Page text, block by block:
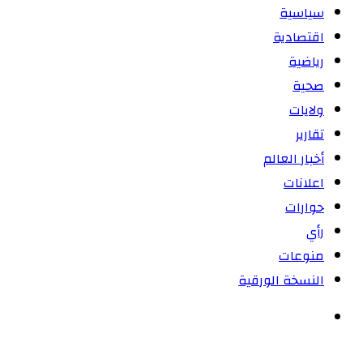
سياسية
اقتصادية
رياضية
صحية
ولايات
تقارير
أخبار العالم
اعلانات
حوارات
رأي
منوعات
النسخة الورقية